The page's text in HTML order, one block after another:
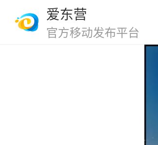
爱东营
官方移动发布平台